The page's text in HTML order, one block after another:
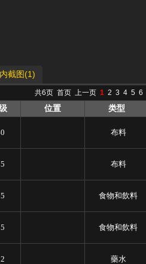
截图(1)
共6页 首页 上一页 1 2 3 4 5 6
位置 类型
布料
布料
食物和飲料
食物和飲料
藥水